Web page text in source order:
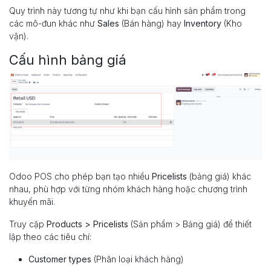
Quy trình này tương tự như khi bạn cấu hình sản phẩm trong
các mô-đun khác như Sales (Bán hàng) hay Inventory (Kho
vận).
Cấu hình bảng giá
Odoo POS cho phép bạn tạo nhiều Pricelists (bảng giá) khác
nhau, phù hợp với từng nhóm khách hàng hoặc chương trình
khuyến mãi.
Truy cập Products > Pricelists (Sản phẩm > Bảng giá) để thiết
lập theo các tiêu chí:
Customer types (Phân loại khách hàng)